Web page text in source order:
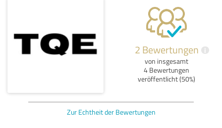
2 Bewertungen i
von insgesamt
4 Bewertungen
veröffentlicht (50%)
Zur Echtheit der Bewertungen